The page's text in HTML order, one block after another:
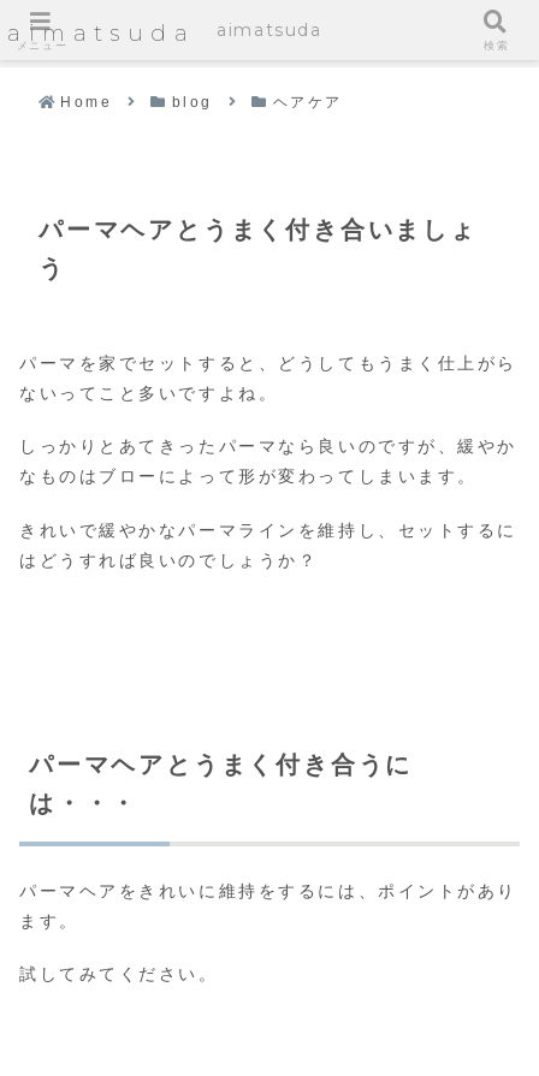
aimatsuda
Home blog ヘアケア
パーマヘアとうまく付き合いましょ
う
パーマを家でセットすると、どうしてもうまく仕上がら
ないってこと多いですよね。
しっかりとあてきったパーマなら良いのですが、緩やか
なものはブローによって形が変わってしまいます。
きれいで緩やかなパーマラインを維持し、セットするに
はどうすれば良いのでしょうか？
パーマヘアとうまく付き合うに
は・・・
パーマヘアをきれいに維持をするには、ポイントがあり
ます。
試してみてください。
メニュー
aimatsuda
検索